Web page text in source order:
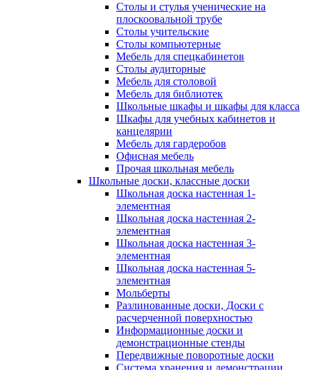
Столы и стулья ученические на
плоскоовальной трубе
Столы учительские
Столы компьютерные
Мебель для спецкабинетов
Столы аудиторные
Мебель для столовой
Мебель для библиотек
Школьные шкафы и шкафы для класса
Шкафы для учебных кабинетов и
канцелярии
Мебель для гардеробов
Офисная мебель
Прочая школьная мебель
Школьные доски, классные доски
Школьная доска настенная 1-
элементная
Школьная доска настенная 2-
элементная
Школьная доска настенная 3-
элементная
Школьная доска настенная 5-
элементная
Мольберты
Разлинованные доски, Доски с
расчерченной поверхностью
Информационные доски и
демонстрационные стенды
Передвижные поворотные доски